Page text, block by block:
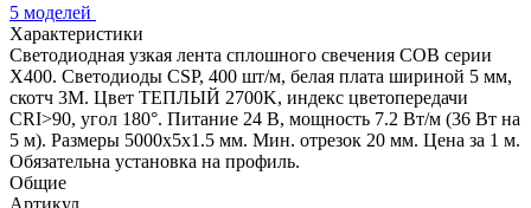
5 моделей
Характеристики
Светодиодная узкая лента сплошного свечения COB серии
X400. Светодиоды CSP, 400 шт/м, белая плата шириной 5 мм,
скотч 3M. Цвет ТЕПЛЫЙ 2700K, индекс цветопередачи
CRI>90, угол 180°. Питание 24 В, мощность 7.2 Вт/м (36 Вт на
5 м). Размеры 5000х5х1.5 мм. Мин. отрезок 20 мм. Цена за 1 м.
Обязательна установка на профиль.
Общие
Артикул